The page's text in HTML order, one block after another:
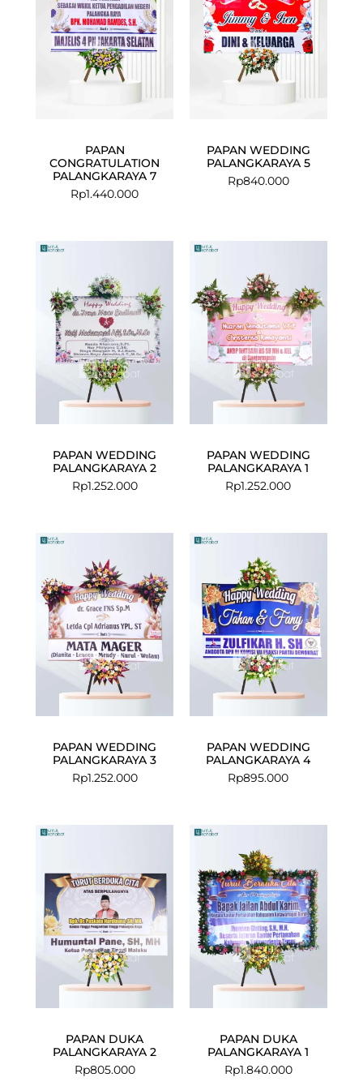
PAPAN
CONGRATULATION
PALANGKARAYA 7
Rp1.440.000
PAPAN WEDDING
PALANGKARAYA 5
Rp840.000
PAPAN WEDDING
PALANGKARAYA 2
Rp1.252.000
PAPAN WEDDING
PALANGKARAYA 1
Rp1.252.000
PAPAN WEDDING
PALANGKARAYA 3
Rp1.252.000
PAPAN WEDDING
PALANGKARAYA 4
Rp895.000
PAPAN DUKA
PALANGKARAYA 2
Rp805.000
PAPAN DUKA
PALANGKARAYA 1
Rp1.840.000